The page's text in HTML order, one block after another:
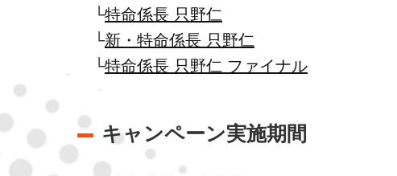
└特命係長 只野仁
└新・特命係長 只野仁
└特命係長 只野仁 ファイナル
キャンペーン実施期間